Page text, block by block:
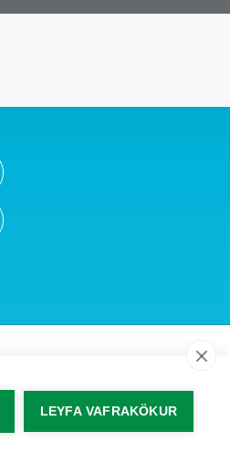
LEYFA VAFRAKÖKUR